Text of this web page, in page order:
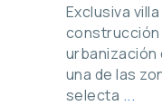
Exclusiva
urbanización
una de las
selecta ...